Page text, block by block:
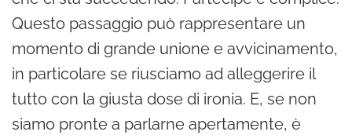
Questo passaggio può rappresentare un
momento di grande unione e avvicinamento,
in particolare se riusciamo ad alleggerire il
tutto con la giusta dose di ironia. E, se non
siamo pronte a parlarne apertamente, è